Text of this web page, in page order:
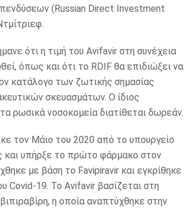
(Russian Direct Investment
ότι η τιμή του Avifavir στη συνέχεια
όπως και ότι το RDIF θα επιδιώξει να
κατάλογο των ζωτικής σημασίας
σκευασμάτων. Ο ίδιος
ρωσικά νοσοκομεία διατίθεται δωρεάν.
τον Μάιο του 2020 από το υπουργείο
και υπήρξε το πρώτο φάρμακο στον
με βάση το Favipiravir και εγκρίθηκε
Covid-19. Το Avifavir βασίζεται στη
η οποία αναπτύχθηκε στην